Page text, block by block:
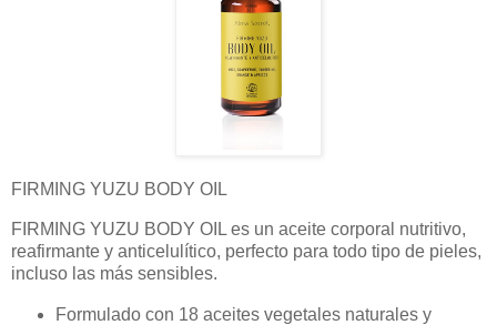
FIRMING YUZU BODY OIL
FIRMING YUZU BODY OIL es un aceite corporal nutritivo,
reafirmante y anticelulítico, perfecto para todo tipo de pieles,
incluso las más sensibles.
Formulado con 18 aceites vegetales naturales y